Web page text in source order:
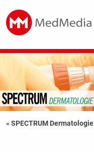
« SPECTRUM Dermatologie